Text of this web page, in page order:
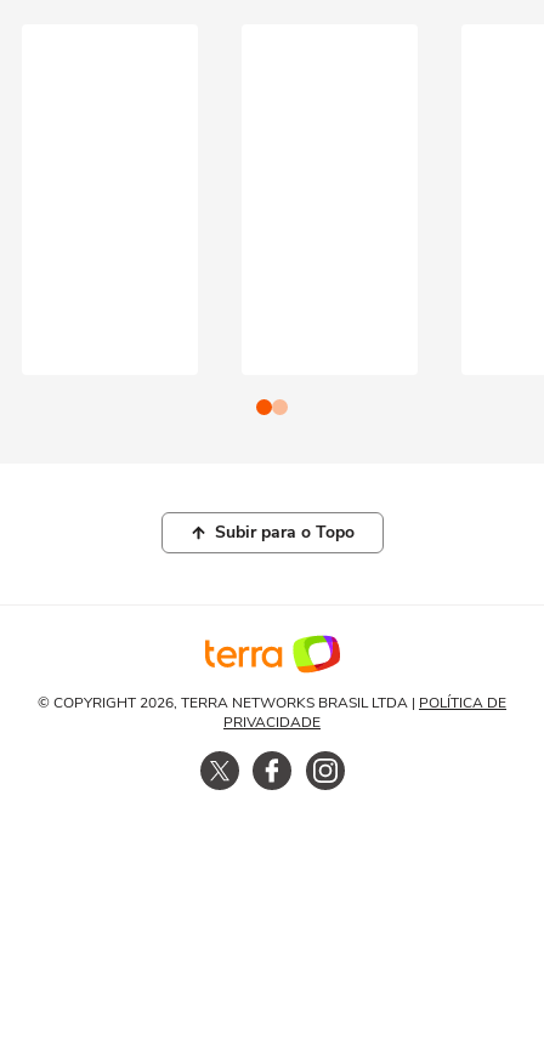
Subir para o Topo
© COPYRIGHT 2026, TERRA NETWORKS BRASIL LTDA | POLÍTICA DE
PRIVACIDADE